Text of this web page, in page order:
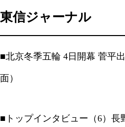
東信ジャーナル
■北京冬季五輪 4日開幕 菅平
面）
■トップインタビュー（6）長